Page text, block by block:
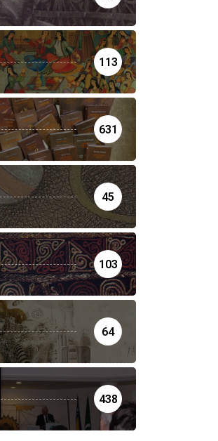
113
631
45
103
64
438